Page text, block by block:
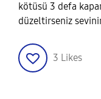
kötüsü 3 defa
düzeltirseniz
3 Likes